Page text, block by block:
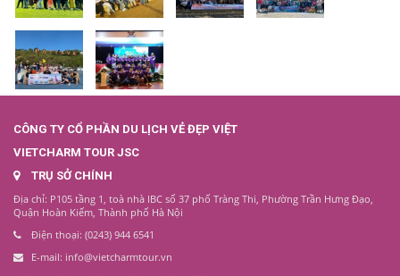
CÔNG TY CỔ PHẦN DU LỊCH VẺ ĐẸP VIỆT
VIETCHARM TOUR JSC
TRỤ SỞ CHÍNH
Địa chỉ: P105 tầng 1, toà nhà IBC số 37 phố Tràng Thi, Phường Trần Hưng Đạo,
Quận Hoàn Kiếm, Thành phố Hà Nội
Điện thoại: (0243) 944 6541
E-mail: info@vietcharmtour.vn